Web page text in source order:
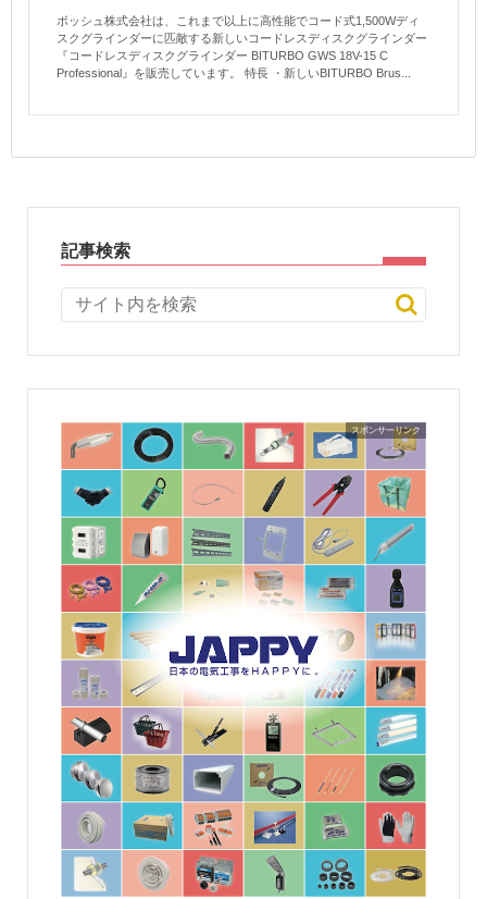
ボッシュ株式会社は、これまで以上に高性能でコード式1,500Wディ
スクグラインダーに匹敵する新しいコードレスディスクグラインダー
『コードレスディスクグラインダー BITURBO GWS 18V-15 C
Professional』を販売しています。 特長 ・新しいBITURBO Brus...
記事検索